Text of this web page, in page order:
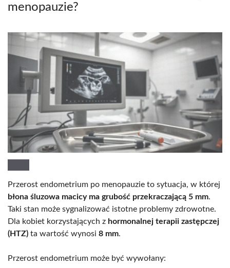
menopauzie?
Przerost endometrium po menopauzie to sytuacja, w której
błona śluzowa macicy ma grubość przekraczającą 5 mm.
Taki stan może sygnalizować istotne problemy zdrowotne.
Dla kobiet korzystających z hormonalnej terapii zastępczej
(HTZ) ta wartość wynosi 8 mm.
Przerost endometrium może być wywołany: